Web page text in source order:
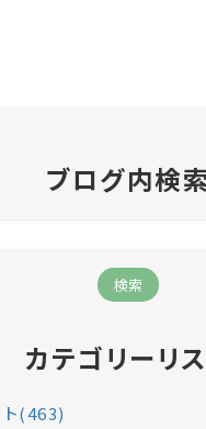
ブログ内検索
カテゴリーリ
(463)